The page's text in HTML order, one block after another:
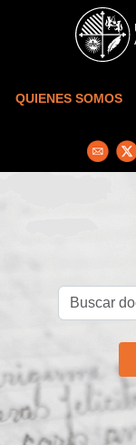
Skip to main content
QUIENES SOMOS